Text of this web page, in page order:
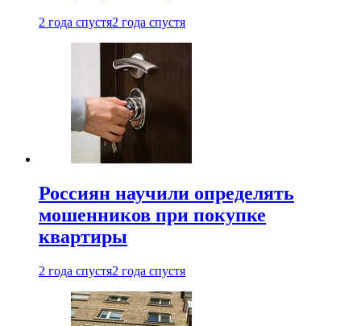
2 года спустя2 года спустя
Россиян научили определять
мошенников при покупке
квартиры
2 года спустя2 года спустя